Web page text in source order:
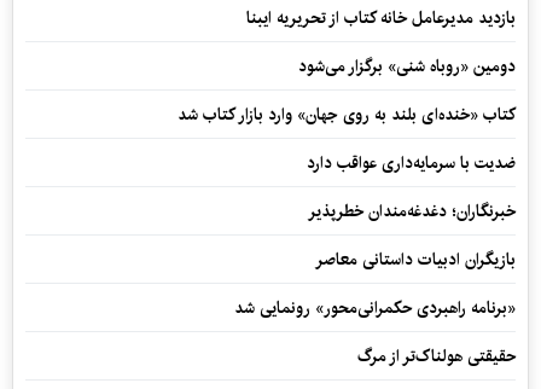
بازدید مدیرعامل خانه کتاب از تحریریه ایبنا
دومین «روباه شنی» برگزار می‌شود
کتاب «خنده‌ای بلند به روی جهان» وارد بازار کتاب شد
ضدیت با سرمایه‌داری عواقب دارد
خبرنگاران؛ دغدغه‌مندان خطرپذیر
بازیگران ادبیات داستانی معاصر
«برنامه راهبردی حکمرانی‌محور» رونمایی شد
حقیقتی هولناک‌تر از مرگ